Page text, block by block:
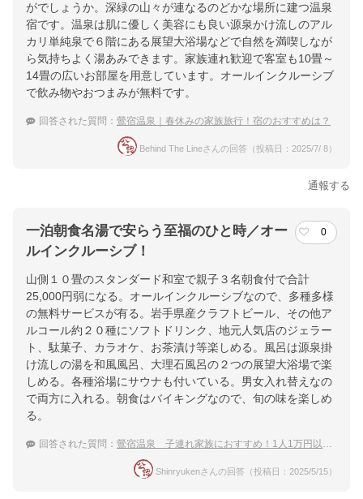
がでしょうか。深緑の山々が連なるのどかな場所に建つ温泉
宿です。温泉は肌に優しく美容にも良い源泉かけ流しのアル
カリ単純泉で６階にある展望大浴場などで自然を満喫しなが
ら気持ちよく湯あみできます。家族連れ歓迎で客室も10畳～
14畳の広いお部屋を用意しています。オールインクルーシブ
で飲み物やおつまみが無料です。
回答された質問： 鶯宿温泉｜春休みの家族旅行！宿のおすすめは？
Behind The Lineさんの回答（投稿日：2025/7/ 8）
通報する
一泊朝食名湯で安らう至福のひと時／オー
ルインクルーシブ！
0
山側１０畳のスタンダード和室で親子３名朝食付で合計
25,000円弱になる。オールインクルーシブなので、多種多様
の無料サービスが有る。岩手県産クラフトビール、その他ア
ルコール約２０種にソフトドリンク、地元人気店のジェラー
ト、駄菓子、カラオケ、お茶漬け等楽しめる。風呂は源泉掛
け流しの湯を和風風呂、大理石風呂の２つの展望大浴場で楽
しめる。各種浴場にサウナも付いている。男女入れ替えなの
で両方に入れる。朝食はバイキングなので、旬の味を楽しめ
る。
回答された質問： 鶯宿温泉 子連れ家族におすすめ！1人1万円以下で泊まれる温泉宿
Shinryukenさんの回答（投稿日：2025/5/15）